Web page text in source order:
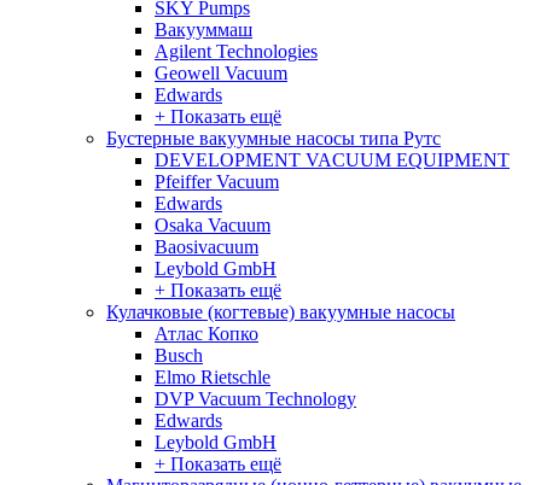
SKY Pumps
Вакууммаш
Agilent Technologies
Geowell Vacuum
Edwards
+ Показать ещё
Бустерные вакуумные насосы типа Рутс
DEVELOPMENT VACUUM EQUIPMENT
Pfeiffer Vacuum
Edwards
Osaka Vacuum
Baosivacuum
Leybold GmbH
+ Показать ещё
Кулачковые (когтевые) вакуумные насосы
Атлас Копко
Busch
Elmo Rietschle
DVP Vacuum Technology
Edwards
Leybold GmbH
+ Показать ещё